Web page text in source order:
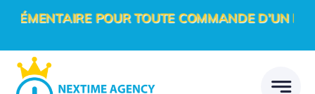
Passer
contenu
POUR TOUTE COMMANDE D’UN